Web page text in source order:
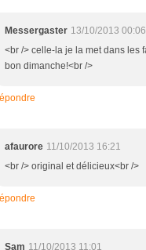
Messergaster 13/10/2013 00:06
<br /> celle-la je la met dans les
bon dimanche!<br />
afaurore 11/10/2013 16:21
<br /> original et délicieux<br />
Sam 11/10/2013 11:01